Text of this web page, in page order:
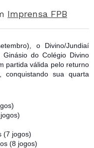
Imprensa FPB
o Divino/Jundiaí
do Colégio Divino
partida válida pelo returno
conquistando sua quarta
(7 jogos)
(8 jogos)